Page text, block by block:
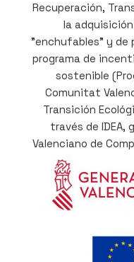
Recuperación,
la
"enchufables" y de
programa de
sostenible
Comunitat
Transición
través de
Valenciano de